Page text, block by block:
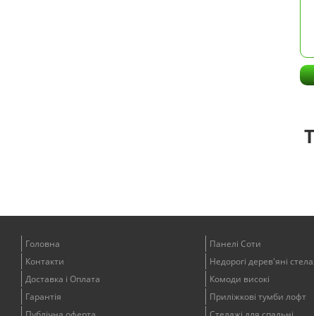
Головна
Контакти
Доставка і Оплата
Гарантія
Панелі Соти
Недорогі дерев'яні
Комоди високі
Приліжкові тумби лофт